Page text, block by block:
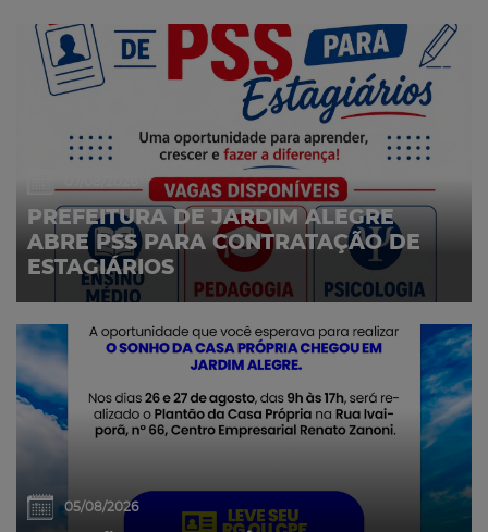
PREFEITURA DE JARDIM ALEGRE
ABRE PSS PARA CONTRATAÇÃO DE
ESTAGIÁRIOS
05/08/2026